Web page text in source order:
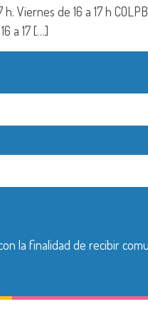
Viernes de 16 a 17 h
a 17 […]
la finalidad de recibir